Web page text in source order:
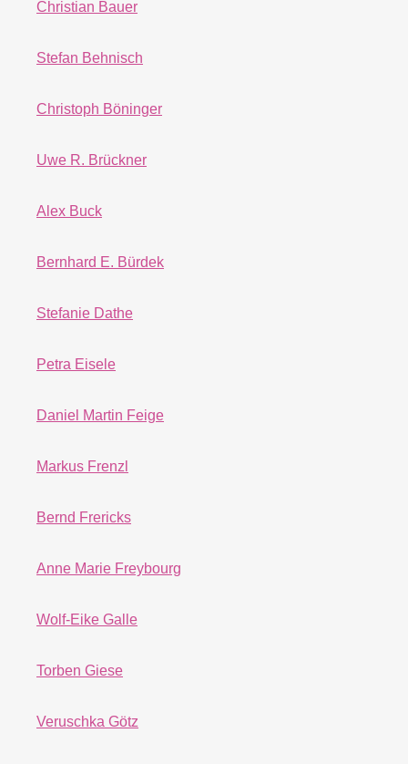
Christian Bauer
Stefan Behnisch
Christoph Böninger
Uwe R. Brückner
Alex Buck
Bernhard E. Bürdek
Stefanie Dathe
Petra Eisele
Daniel Martin Feige
Markus Frenzl
Bernd Frericks
Anne Marie Freybourg
Wolf-Eike Galle
Torben Giese
Veruschka Götz